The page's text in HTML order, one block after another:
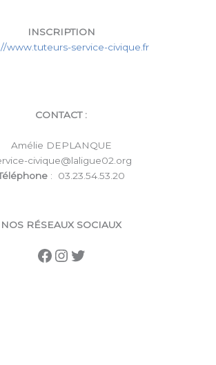
INSCRIPTION
www.tuteurs-service-civique.fr
CONTACT :
Amélie DEPLANQUE
civique@laligue02.org
: 03.23.54.53.20
NOS RÉSEAUX SOCIAUX